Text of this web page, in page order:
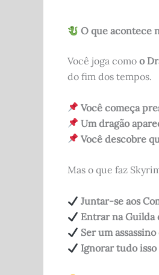
O que acontece
Você joga como o
do fim dos tempos.
Você começa
Um dragão
Você descobre
Mas o que faz
Juntar-se aos
Entrar na Guilda
Ser um
Ignorar tudo isso